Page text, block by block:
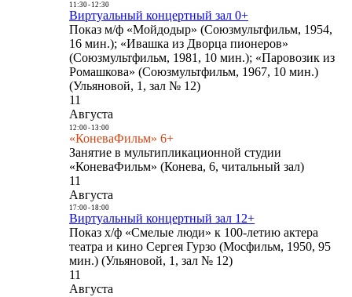
11:30- 12:30
Виртуальный концертный зал 0+
Показ м/ф «Мойдодыр» (Союзмультфильм, 1954,
16 мин.); «Ивашка из Дворца пионеров»
(Союзмультфильм, 1981, 10 мин.); «Паровозик из
Ромашкова» (Союзмультфильм, 1967, 10 мин.)
(Ульяновой, 1, зал № 12)
11
Августа
12:00- 13:00
«КоневаФильм» 6+
Занятие в мультипликационной студии
«КоневаФильм» (Конева, 6, читальный зал)
11
Августа
17:00- 18:00
Виртуальный концертный зал 12+
Показ х/ф «Смелые люди» к 100-летию актера
театра и кино Сергея Гурзо (Мосфильм, 1950, 95
мин.) (Ульяновой, 1, зал № 12)
11
Августа